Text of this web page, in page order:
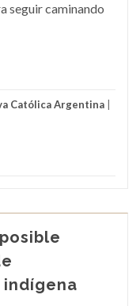
seguir caminando
Católica Argentina